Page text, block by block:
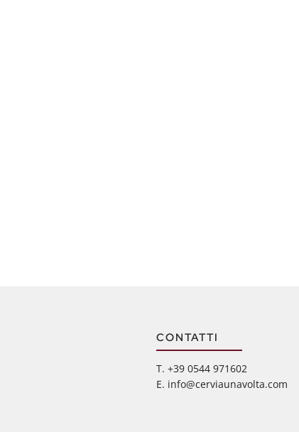
CONTATTI
‭T. +39 0544 971602
E. info@cerviaunavolta.com